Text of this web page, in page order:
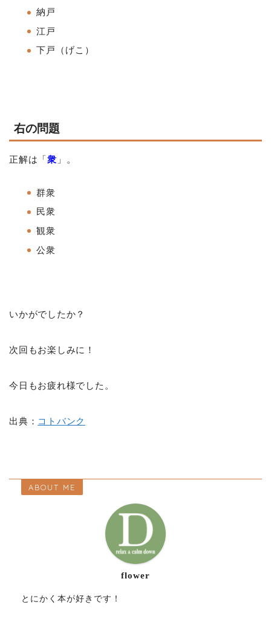
納戸
江戸
下戸（げこ）
右の問題
正解は「衆 」。
群衆
民衆
観衆
公衆
いかがでしたか？
次回もお楽しみに！
今日もお疲れ様でした。
出典： コトバンク
ABOUT ME
flower
とにかく本が好きです！